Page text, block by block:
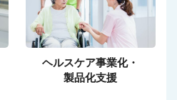
ヘルスケア事業化・
製品化支援